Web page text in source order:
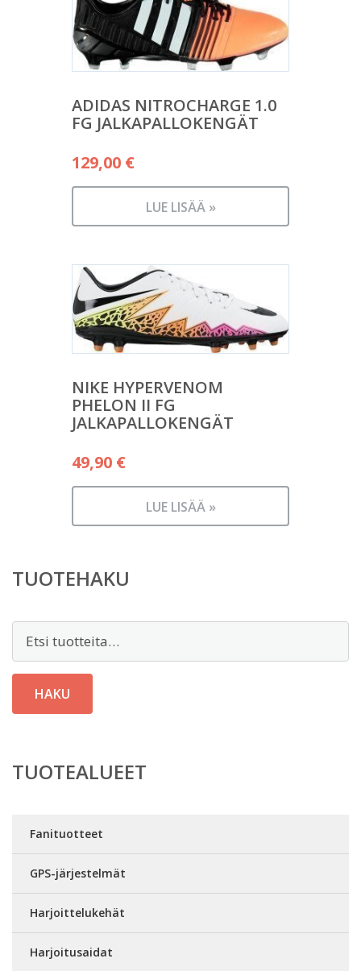
ADIDAS NITROCHARGE 1.0
FG JALKAPALLOKENGÄT
129,00 €
LUE LISÄÄ »
NIKE HYPERVENOM
PHELON II FG
JALKAPALLOKENGÄT
49,90 €
LUE LISÄÄ »
TUOTEHAKU
Etsi:
HAKU
TUOTEALUEET
Fanituotteet
GPS-järjestelmät
Harjoittelukehät
Harjoitusaidat